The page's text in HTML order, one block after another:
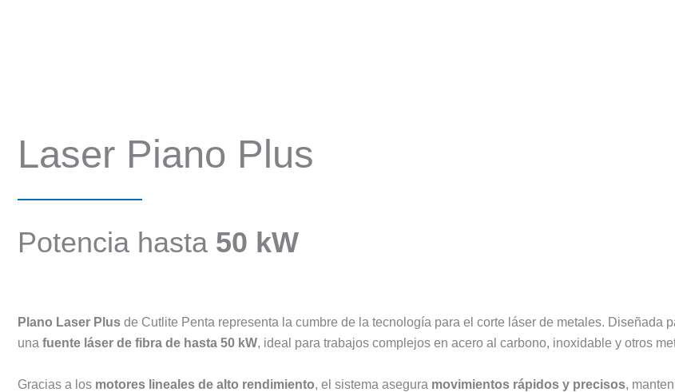
Laser Piano Plus
Potencia hasta 50 kW
Plano Laser Plus de Cutlite Penta representa la cumbre de la tecnología para el corte láser de metales. Diseñada
una fuente láser de fibra de hasta 50 kW, ideal para trabajos complejos en acero al carbono, inoxidable y otros
Gracias a los motores lineales de alto rendimiento, el sistema asegura movimientos rápidos y precisos,